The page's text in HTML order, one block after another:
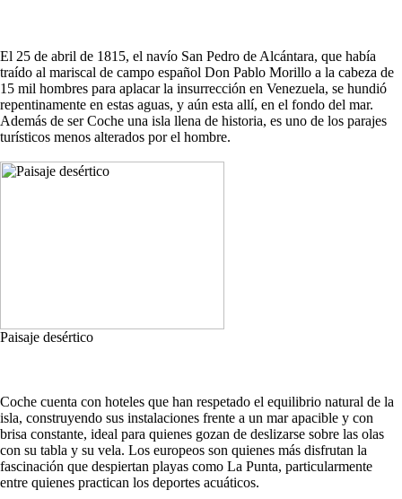
El 25 de abril de 1815, el navío San Pedro de Alcántara, que había
traído al mariscal de campo español Don Pablo Morillo a la cabeza de
15 mil hombres para aplacar la insurrección en Venezuela, se hundió
repentinamente en estas aguas, y aún esta allí, en el fondo del mar.
Además de ser Coche una isla llena de historia, es uno de los parajes
turísticos menos alterados por el hombre.
Paisaje desértico
Coche cuenta con hoteles que han respetado el equilibrio natural de la
isla, construyendo sus instalaciones frente a un mar apacible y con
brisa constante, ideal para quienes gozan de deslizarse sobre las olas
con su tabla y su vela. Los europeos son quienes más disfrutan la
fascinación que despiertan playas como La Punta, particularmente
entre quienes practican los deportes acuáticos.